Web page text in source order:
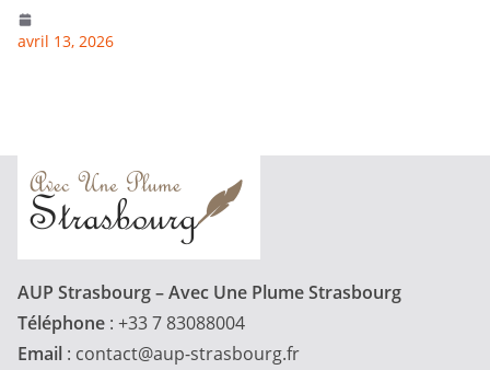
avril 13, 2026
AUP Strasbourg – Avec Une Plume Strasbourg
Téléphone : +33 7 83088004
Email : contact@aup-strasbourg.fr